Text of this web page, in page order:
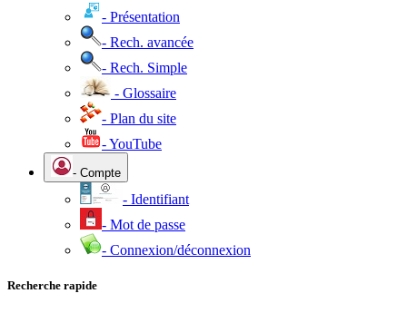
- Présentation
- Rech. avancée
- Rech. Simple
- Glossaire
- Plan du site
- YouTube
- Compte
- Identifiant
- Mot de passe
- Connexion/déconnexion
Recherche rapide